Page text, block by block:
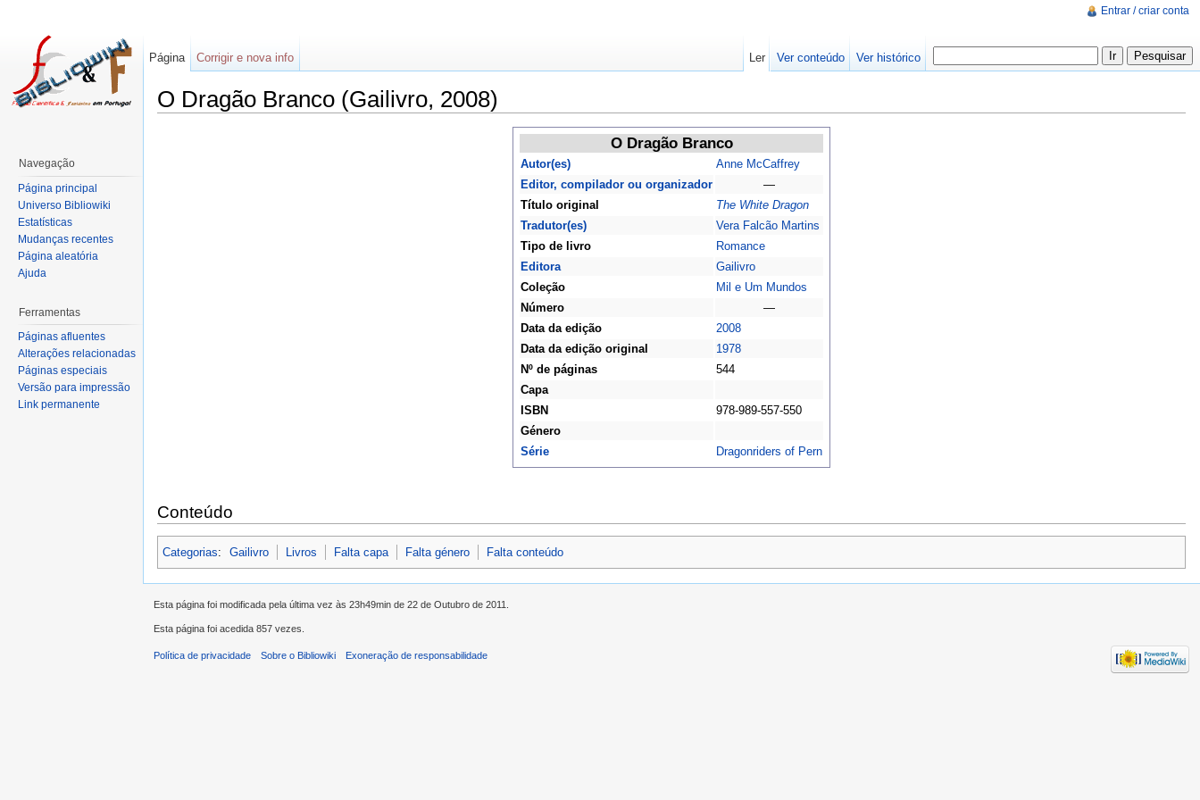
O Dragão Branco (Gailivro, 2008)
O Dragão Branco
Autor(es)
Anne McCaffrey
Editor, compilador ou organizador
—
Título original
The White Dragon
Tradutor(es)
Vera Falcão Martins
Tipo de livro
Romance
Editora
Gailivro
Coleção
Mil e Um Mundos
Número
—
Data da edição
2008
Data da edição original
1978
Nº de páginas
544
Capa
ISBN
978-989-557-550
Género
Série
Dragonriders of Pern
Conteúdo
Categorias: Gailivro Livros Falta capa Falta género Falta conteúdo
Entrar / criar conta
Página Corrigir e nova info Ler Ver conteúdo Ver histórico
Navegação
Página principal
Universo Bibliowiki
Estatísticas
Mudanças recentes
Página aleatória
Ajuda
Ferramentas
Páginas afluentes
Alterações relacionadas
Páginas especiais
Versão para impressão
Link permanente
Esta página foi modificada pela última vez às 23h49min de 22 de Outubro de 2011.
Esta página foi acedida 857 vezes.
Política de privacidade Sobre o Bibliowiki Exoneração de responsabilidade